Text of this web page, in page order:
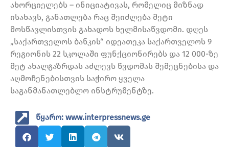
ახორციელებს – ინიციატივას, რომელიც მიზნად
ისახავს, განათლება რაც შეიძლება მეტი
მოსწავლისთვის გახადოს ხელმისაწვდომი. დღეს
„საქართველოს ბანკის“ იდეათეკა საქართველოს 9
რეგიონის 22 სკოლაში ფუნქციონირებს და 12 000-ზე
მეტ ახალგაზრდას აძლევს წვდომას შემეცნებისა და
აღმოჩენებისთვის საჭირო ყველა
საგანმანათლებლო ინსტრუმენტზე.
წყარო: www.interpressnews.ge